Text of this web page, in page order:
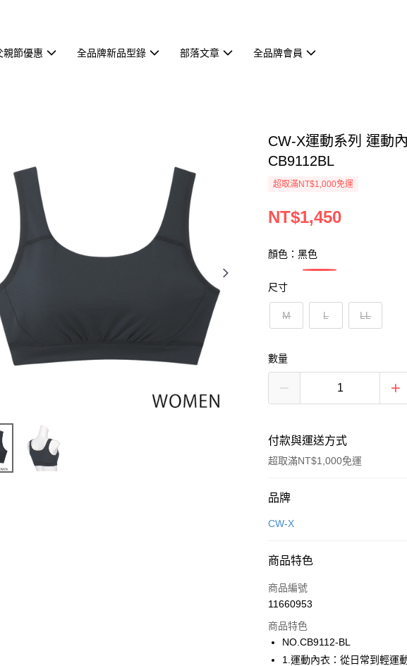
親節優惠 全品牌新品型錄 部落文章 全品牌會員
CW-X運動系列 運動
CB9112BL
超取滿NT$1,000免運
NT$1,450
顏色：黑色
尺寸
M L LL
數量
付款與運送方式
超取滿NT$1,000免運
付款方式
信用卡一次付款
街口支付
ATM付款
品牌
CW-X
商品特色
商品編號
11660953
商品特色
NO.CB9112-BL
1.運動內衣：從日常到輕運